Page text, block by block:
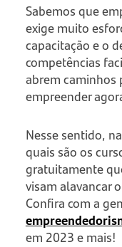
Sabemos que
exige muito
capacitação e o
competências
abrem caminhos
empreender
Nesse sentido,
quais são os
gratuitamente
visam alavancar
Confira com a
em 2023 e mais!